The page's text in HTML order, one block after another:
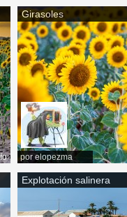
Girasoles
por elopezma
Explotación salinera